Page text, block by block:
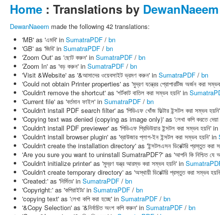
Home : Translations by DewanNaeem
DewanNaeem made the following 42 translations:
'MB' as 'এমবি' in SumatraPDF / bn
'GB' as 'জিবি' in SumatraPDF / bn
'Zoom Out' as 'ছোট করুন' in SumatraPDF / bn
'Zoom In' as 'বড় করুন' in SumatraPDF / bn
'Visit &Website' as '&আমাদের ওয়েবসাইট ভ্রমণ করুন' in SumatraPDF / bn
'Could not obtain Printer properties' as 'মুদ্রণ যন্ত্রের প্রোপারটিজ অর্জন করা
'Couldn't remove the shortcut' as 'শর্টকাট বাতিল করা সম্ভব হয়নি' in
'Current file' as 'বর্তমান ফাইল' in SumatraPDF / bn
'Couldn't install PDF search filter' as 'পিডিএফ খোঁজ ফিল্টার ইন্সটল করা সম্ভব
'Copying text was denied (copying as image only)' as 'লেখা কপি করতে দেয়া
'Couldn't install PDF previewer' as 'পিডিএফ প্রিভিউয়ার ইন্সটল করা সম্ভব হয়নি' in
'Couldn't install browser plugin' as 'ব্রাউজার প্লাগ-ইন ইন্সটল করা সম্ভব হয়নি' in
'Couldn't create the installation directory' as 'ইন্সটলএসন ডিরেক্টরি প্রস্তুত করা
'Are you sure you want to uninstall SumatraPDF?' as 'আপনি কি নিশ্চিত যে
'Couldn't initialize printer' as 'মুদ্রণ যন্ত্র আরম্ভ করা সম্ভব হয়নি' in
'Couldn't create temporary directory' as 'অস্থায়ী ডিরেক্টরি প্রস্তুত করা সম্ভব
'Created:' as 'নির্মিতঃ' in SumatraPDF / bn
'Copyright:' as 'কপিরাইটঃ' in SumatraPDF / bn
'copying text' as 'লেখা কপি করা হচ্ছে' in SumatraPDF / bn
'&Copy Selection' as '&নির্বাচিত অংশ কপি করুন' in SumatraPDF / bn